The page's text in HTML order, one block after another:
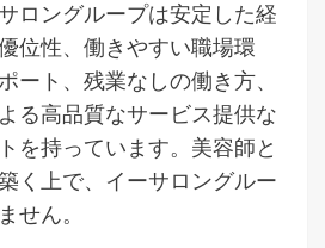
ロングループは安定した経
位性、働きやすい職場環
ート、残業なしの働き方、
る高品質なサービス提供な
を持っています。美容師と
く上で、イーサロングルー
せん。